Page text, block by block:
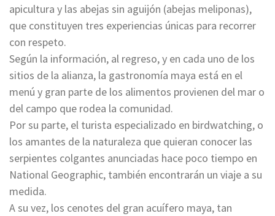
apicultura y las abejas sin aguijón (abejas meliponas),
que constituyen tres experiencias únicas para recorrer
con respeto.
Según la información, al regreso, y en cada uno de los
sitios de la alianza, la gastronomía maya está en el
menú y gran parte de los alimentos provienen del mar o
del campo que rodea la comunidad.
Por su parte, el turista especializado en birdwatching, o
los amantes de la naturaleza que quieran conocer las
serpientes colgantes anunciadas hace poco tiempo en
National Geographic, también encontrarán un viaje a su
medida.
A su vez, los cenotes del gran acuífero maya, tan